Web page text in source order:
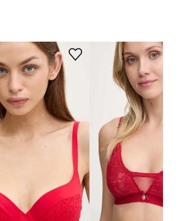
Usztywnienie miseczki: lekkie
usztywnienie